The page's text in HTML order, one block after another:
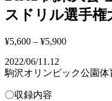
スドリル選手権
¥5,600 – ¥5,900
2022/06/11.12
駒沢オリンピック公園体
〇収録内容